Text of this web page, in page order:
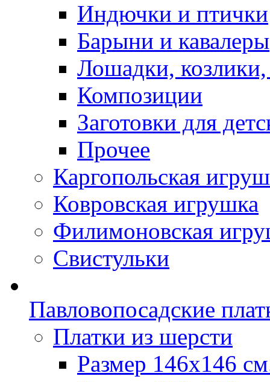
Индючки и птички
Барыни и кавалеры
Лошадки,
Композиции
Заготовки для
Прочее
Каргопольская
Ковровская игрушка
Филимоновская
Свистульки
Павловопосадские
Платки из шерсти
Размер 146х146